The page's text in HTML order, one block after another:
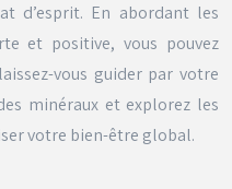
d’esprit. En abordant les
et positive, vous pouvez
vous guider par votre
minéraux et explorez les
votre bien-être global.